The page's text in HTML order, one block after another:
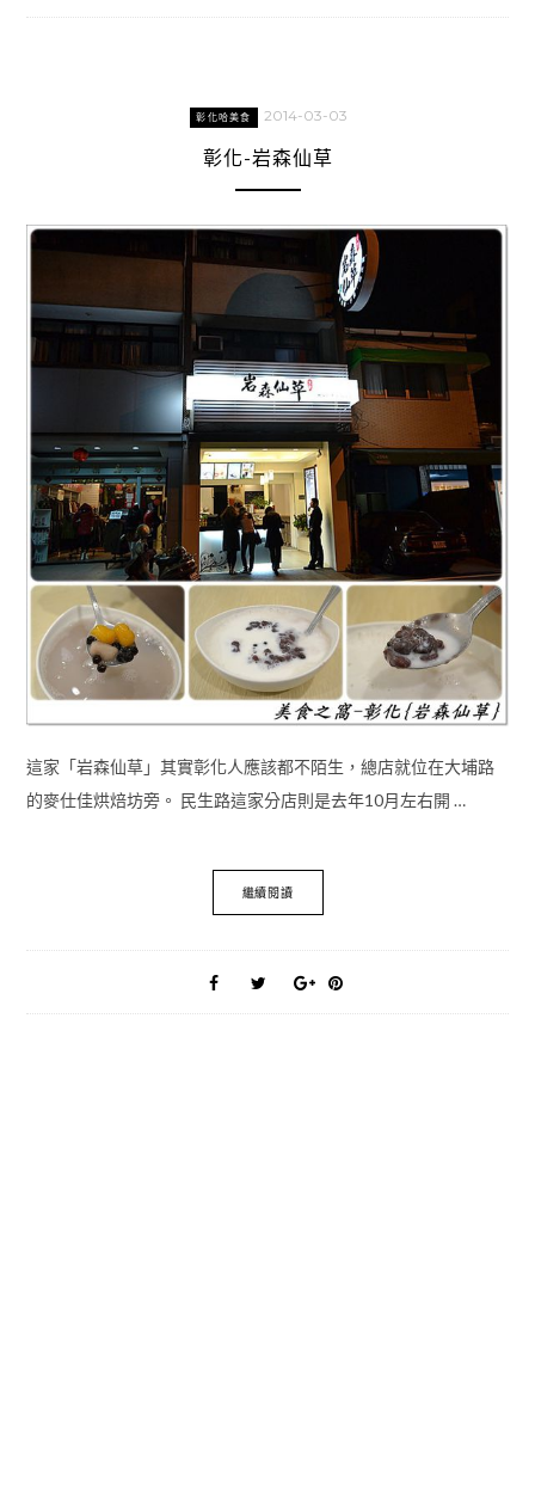
彰化哈美食 2014-03-03
彰化-岩森仙草
這家「岩森仙草」其實彰化人應該都不陌生，總店就位在大埔路
的麥仕佳烘焙坊旁。 民生路這家分店則是去年10月左右開 …
繼續閱讀